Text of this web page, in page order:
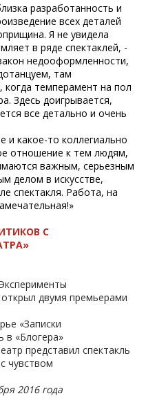
разработанность и
всех деталей
Я не увидела
в ряде спектаклей, -
недооформленности,
там
когда темперамент на пол
Здесь доигрывается,
все детально и очень
и какое-то коллегиально
отношение к тем людям,
важным, серьезным
делом в искусстве,
спектакля. Работа, на
С
Эксперименты
двумя премьерами
«Записки
в «Блогера»
представил спектакль
чувством
2016 года